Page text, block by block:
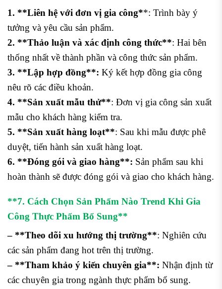
1. **Liên hệ với đơn vị gia công**: Trình bày ý
tưởng và yêu cầu sản phẩm.
2. **Thảo luận và xác định công thức**: Hai bên
thống nhất về thành phần và công thức sản phẩm.
3. **Lập hợp đồng**: Ký kết hợp đồng gia công
nêu rõ các điều khoản.
4. **Sản xuất mẫu thử**: Đơn vị gia công sản xuất
mẫu cho khách hàng kiểm tra.
5. **Sản xuất hàng loạt**: Sau khi mẫu được phê
duyệt, tiến hành sản xuất hàng loạt.
6. **Đóng gói và giao hàng**: Sản phẩm sau khi
hoàn thành sẽ được đóng gói và giao cho khách hàng.
**7. Cách Chọn Sản Phẩm Nào Trend Khi Gia
Công Thực Phẩm Bổ Sung**
– **Theo dõi xu hướng thị trường**: Nghiên cứu
các sản phẩm đang hot trên thị trường.
– **Tham khảo ý kiến chuyên gia**: Nhận định từ
các chuyên gia trong ngành thực phẩm bổ sung.